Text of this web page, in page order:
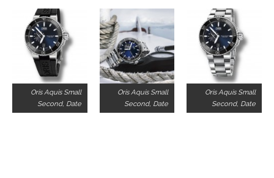
Oris Aquis Small
Second, Date
Oris Aquis Small
Second, Date
Oris Aquis Small
Second, Date